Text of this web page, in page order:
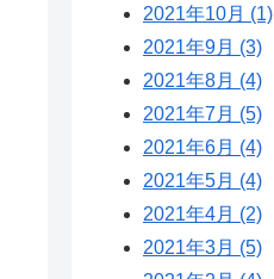
2021年10月 (1)
2021年9月 (3)
2021年8月 (4)
2021年7月 (5)
2021年6月 (4)
2021年5月 (4)
2021年4月 (2)
2021年3月 (5)